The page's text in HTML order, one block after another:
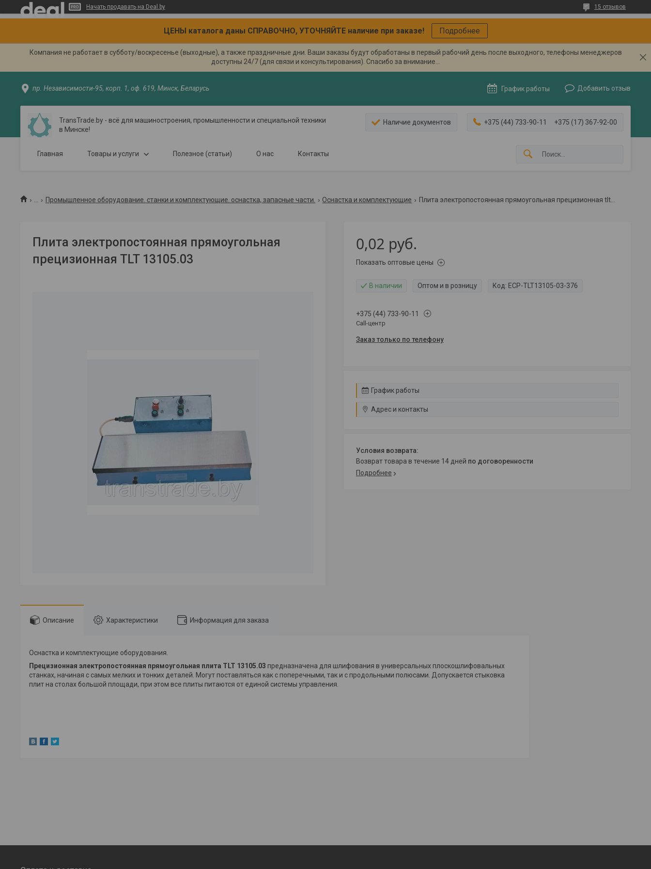
Начать продавать на Deal.by 15 отзывов
ЦЕНЫ каталога даны СПРАВОЧНО, УТОЧНЯЙТЕ наличие при заказе! Подробнее
Компания не работает в субботу/воскресенье (выходные), а также праздничные дни. Ваши заказы будут обработаны в первый рабочий день после выходного, телефоны менеджеров
доступны 24/7 (для связи и консультирования). Спасибо за внимание...
пр. Независимости-95, корп. 1, оф. 619, Минск, Беларусь График работы Добавить отзыв
TransTrade.by - всё для машиностроения, промышленности и специальной техники
в Минске!
Наличие документов +375 (44) 733-90-11 +375 (17) 367-92-00
Главная Товары и услуги Полезное (статьи) О нас Контакты
Промышленное оборудование. станки и комплектующие. оснастка, запасные части. Оснастка и комплектующие Плита электропостоянная прямоугольная прецизионная tlt 13105.03
Плита электропостоянная прямоугольная
прецизионная TLT 13105.03
0,02 руб.
Показать оптовые цены
В наличии Оптом и в розницу Код: ECP-TLT13105-03-376
+375 (44) 733-90-11
Call-центр
Заказ только по телефону
График работы
Адрес и контакты
возврат товара в течение 14 дней по договоренности
Подробнее
Описание Характеристики Информация для заказа
Оснастка и комплектующие оборудования.
Прецизионная электропостоянная прямоугольная плита TLT 13105.03 предназначена для шлифования в универсальных плоскошлифовальных
станках, начиная с самых мелких и тонких деталей. Могут поставляться как с поперечными, так и с продольными полюсами. Допускается стыковка
плит на столах большой площади, при этом все плиты питаются от единой системы управления.